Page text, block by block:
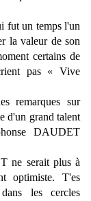
fut un temps l'un
la valeur de son
certains de
pas « Vive
remarques sur
d'un grand talent
DAUDET
ne serait plus à
optimiste. T'es
les cercles